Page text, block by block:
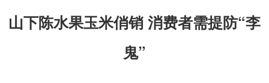
山下陈水果玉米俏销 消费者需提防“李
鬼”